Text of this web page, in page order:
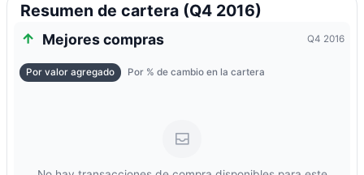
Resumen de cartera (Q4 2016)
Mejores compras Q4 2016
Por valor agregado Por % de cambio en la cartera